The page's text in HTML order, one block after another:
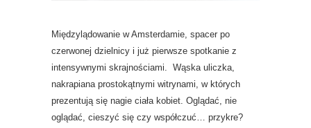
Międzylądowanie w Amsterdamie, spacer po
czerwonej dzielnicy i już pierwsze spotkanie z
intensywnymi skrajnościami. Wąska uliczka,
nakrapiana prostokątnymi witrynami, w których
prezentują się nagie ciała kobiet. Oglądać, nie
oglądać, cieszyć się czy współczuć… przykre?